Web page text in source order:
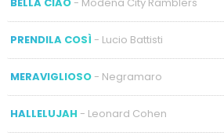
BELLA CIAO- Modena City Ramblers
PRENDILA COSÌ - Lucio Battisti
MERAVIGLIOSO- Negramaro
HALLELUJAH - Leonard Cohen